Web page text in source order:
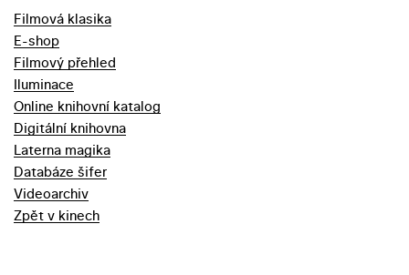
Filmová klasika
E-shop
Filmový přehled
Iluminace
Online knihovní katalog
Digitální knihovna
Laterna magika
Databáze šifer
Videoarchiv
Zpět v kinech